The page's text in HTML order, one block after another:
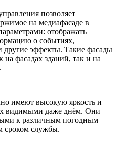
позволяет
на медиафасаде в
отображать
о событиях,
другие эффекты. Такие фасады
на фасадах зданий, так и на
имеют высокую яркость и
видимыми даже днём. Они
к различным погодным
сроком службы.